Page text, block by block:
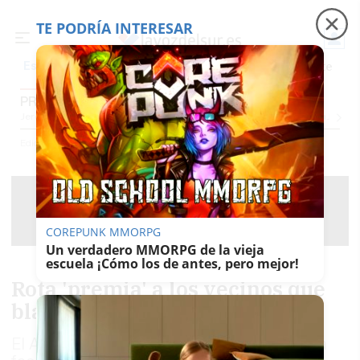
Es noticia Precio luz Padre Coraje Fábrica de botellas
PROVINCIA CÁDIZ
JerezProvincia CádizCádizSevillaMálagaHuelvaGranadaCórdoba
Ediciones Provincia Cádiz
Rota 'premia' a los vecinos que
blanqueen sus fachadas
El Ayuntamiento impulsa una campaña para
TE PODRÍA INTERESAR
COREPUNK MMORPG
Un verdadero MMORPG de la vieja
escuela ¡Cómo los de antes, pero mejor!